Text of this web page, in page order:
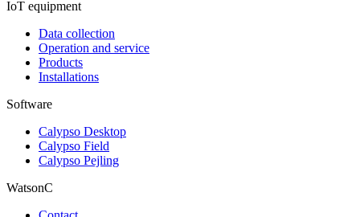
IoT equipment
Data collection
Operation and service
Products
Installations
Software
Calypso Desktop
Calypso Field
Calypso Pejling
WatsonC